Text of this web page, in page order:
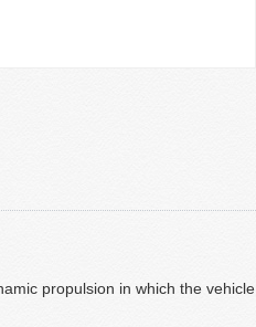
propulsion in which the vehicle